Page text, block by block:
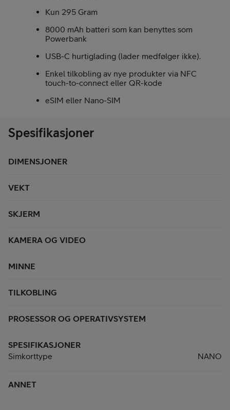
Kun 295 Gram
8000 mAh batteri som kan benyttes som
Powerbank
USB-C hurtiglading (lader medfølger ikke).
Enkel tilkobling av nye produkter via NFC
touch-to-connect eller QR-kode
eSIM eller Nano-SIM
Spesifikasjoner
DIMENSJONER
VEKT
SKJERM
KAMERA OG VIDEO
MINNE
TILKOBLING
PROSESSOR OG OPERATIVSYSTEM
SPESIFIKASJONER
Simkorttype
NANO
ANNET